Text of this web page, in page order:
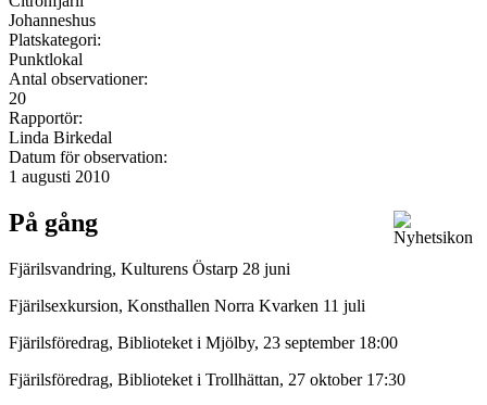
Johanneshus
Platskategori:
Punktlokal
Antal observationer:
20
Rapportör:
Linda Birkedal
Datum för observation:
1 augusti 2010
På gång
Fjärilsvandring, Kulturens Östarp 28 juni
Fjärilsexkursion, Konsthallen Norra Kvarken 11 juli
Fjärilsföredrag, Biblioteket i Mjölby, 23 september 18:00
Fjärilsföredrag, Biblioteket i Trollhättan, 27 oktober 17:30